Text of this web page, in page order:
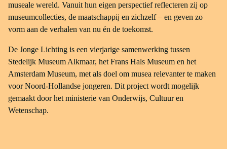
museale wereld. Vanuit hun eigen perspectief reflecteren zij op
museumcollecties, de maatschappij en zichzelf – en geven zo
vorm aan de verhalen van nu én de toekomst.
De Jonge Lichting is een vierjarige samenwerking tussen
Stedelijk Museum Alkmaar, het Frans Hals Museum en het
Amsterdam Museum, met als doel om musea relevanter te maken
voor Noord-Hollandse jongeren. Dit project wordt mogelijk
gemaakt door het ministerie van Onderwijs, Cultuur en
Wetenschap.